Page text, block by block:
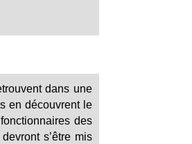
dans une
en découvrent le
des
s’être mis